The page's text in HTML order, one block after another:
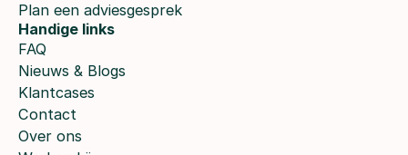
Plan een adviesgesprek
Handige links
FAQ
Nieuws & Blogs
Klantcases
Contact
Over ons